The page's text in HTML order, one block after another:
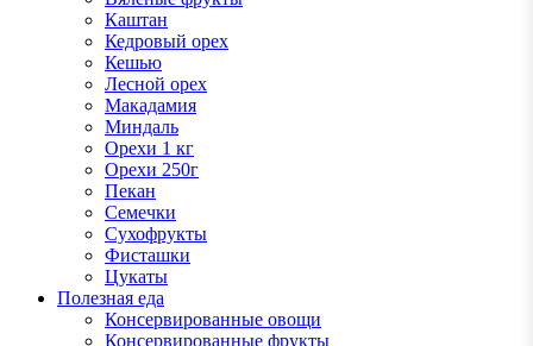
Каштан
Кедровый орех
Кешью
Лесной орех
Макадамия
Миндаль
Орехи 1 кг
Орехи 250г
Пекан
Семечки
Сухофрукты
Фисташки
Цукаты
Полезная еда
Консервированные овощи
Консервированные фрукты